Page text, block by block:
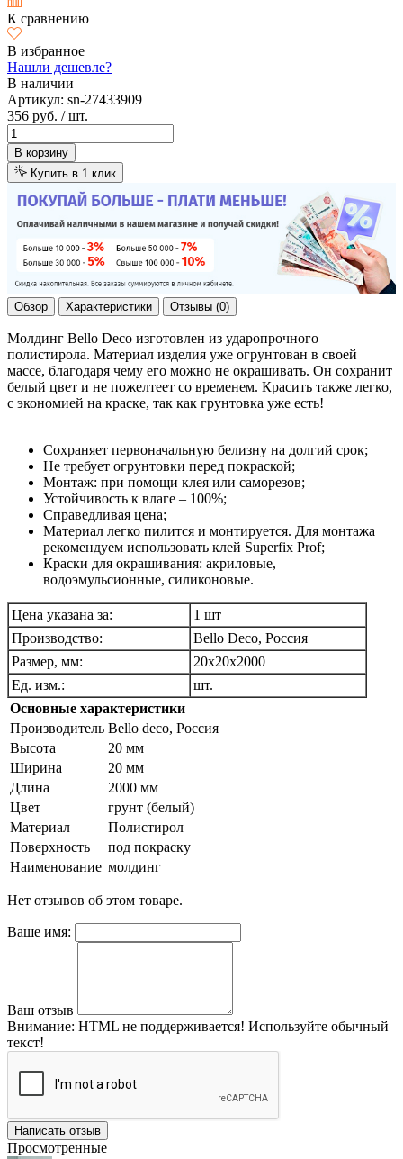
К сравнению
В избранное
Нашли дешевле?
В наличии
Артикул: sn-27433909
356 руб. / шт.
В корзину
Купить в 1 клик
Обзор Характеристики Отзывы (0)
Молдинг Bello Deco изготовлен из ударопрочного
полистирола. Материал изделия уже огрунтован в своей
массе, благодаря чему его можно не окрашивать. Он сохранит
белый цвет и не пожелтеет со временем. Красить также легко,
с экономией на краске, так как грунтовка уже есть!
Сохраняет первоначальную белизну на долгий срок;
Не требует огрунтовки перед покраской;
Монтаж: при помощи клея или саморезов;
Устойчивость к влаге – 100%;
Справедливая цена;
Материал легко пилится и монтируется. Для монтажа
рекомендуем использовать клей Superfix Prof;
Краски для окрашивания: акриловые,
водоэмульсионные, силиконовые.
Цена указана за:
1 шт
Производство:
Bello Deco, Россия
Размер, мм:
20х20х2000
Ед. изм.:
шт.
Основные характеристики
Производитель Bello deco, Pоссия
Высота
20 мм
Ширина
20 мм
Длина
2000 мм
Цвет
грунт (белый)
Материал
Полистирол
Поверхность
под покраску
Наименование молдинг
Нет отзывов об этом товаре.
Ваше имя:
Ваш отзыв
Внимание: HTML не поддерживается! Используйте обычный
текст!
Написать отзыв
Просмотренные